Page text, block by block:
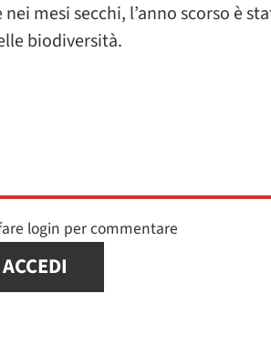
mesi secchi, l’anno scorso è
biodiversità.
login per commentare
ACCEDI